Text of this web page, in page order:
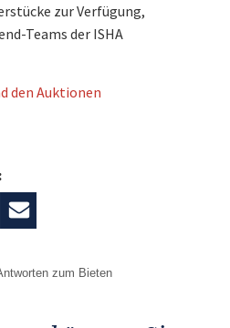
zur Verfügung,
Teams der ISHA
den Auktionen
zum Bieten